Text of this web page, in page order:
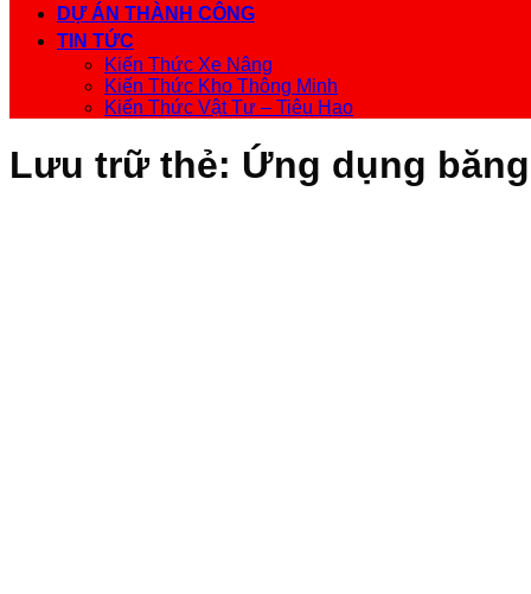
DỰ ÁN THÀNH CÔNG
TIN TỨC
Kiến Thức Xe Nâng
Kiến Thức Kho Thông Minh
Kiến Thức Vật Tư – Tiêu Hao
Lưu trữ thẻ: Ứng dụng